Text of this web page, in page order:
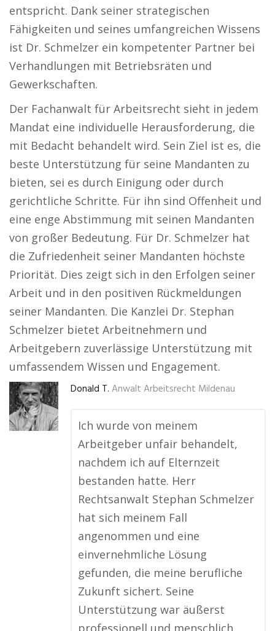
entspricht. Dank seiner strategischen
Fähigkeiten und seines umfangreichen Wissens
ist Dr. Schmelzer ein kompetenter Partner bei
Verhandlungen mit Betriebsräten und
Gewerkschaften.
Der Fachanwalt für Arbeitsrecht sieht in jedem
Mandat eine individuelle Herausforderung, die
mit Bedacht behandelt wird. Sein Ziel ist es, die
beste Unterstützung für seine Mandanten zu
bieten, sei es durch Einigung oder durch
gerichtliche Schritte. Für ihn sind Offenheit und
eine enge Abstimmung mit seinen Mandanten
von großer Bedeutung. Für Dr. Schmelzer hat
die Zufriedenheit seiner Mandanten höchste
Priorität. Dies zeigt sich in den Erfolgen seiner
Arbeit und in den positiven Rückmeldungen
seiner Mandanten. Die Kanzlei Dr. Stephan
Schmelzer bietet Arbeitnehmern und
Arbeitgebern zuverlässige Unterstützung mit
umfassendem Wissen und Engagement.
Donald T. Anwalt Arbeitsrecht Mildenau
Ich wurde von meinem
Arbeitgeber unfair behandelt,
nachdem ich auf Elternzeit
bestanden hatte. Herr
Rechtsanwalt Stephan Schmelzer
hat sich meinem Fall
angenommen und eine
einvernehmliche Lösung
gefunden, die meine berufliche
Zukunft sichert. Seine
Unterstützung war äußerst
professionell und menschlich